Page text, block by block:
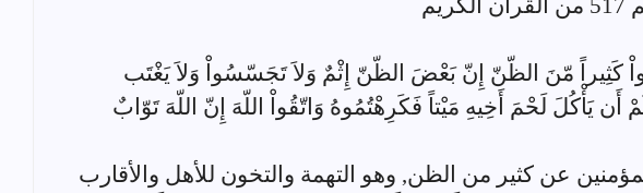
كَثِيراً مّنَ الظّنّ إِنّ بَعْضَ الظّنّ إِثْمٌ وَلاَ تَجَسّسُواْ وَلاَ يَغْتَب
يَأْكُلَ لَحْمَ أَخِيهِ مَيْتاً فَكَرِهْتُمُوهُ وَاتّقُواْ اللّهَ إِنّ اللّهَ تَوّابٌ
عن كثير من الظن, وهو التهمة والتخون للأهل والأقارب